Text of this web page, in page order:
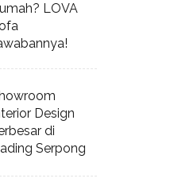
LOVA
Design
di
Serpong